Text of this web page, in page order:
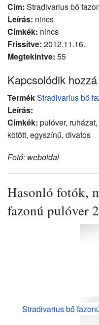
Cím: Stradivarius bő
Leírás: nincs
Címkék: nincs
Frissítve: 2012.11.16.
Megtekintve: 55
Kapcsolódik hozzá
TermékStradivarius bő
Leírás:
Címkék: pulóver,
kötött, egyszínű, divatos
Fotó: weboldal
Hasonló fotók,
fazonú pulóver
Stradivarius bő